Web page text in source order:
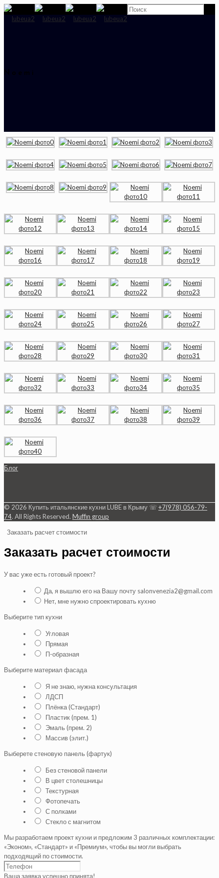
Noemi
Блог
© 2026 Купить итальянские кухни LUBE в Крыму ☏+7(978) 056-79-
74. All Rights Reserved. Muffin group
Заказать расчет стоимости
Заказать расчет стоимости
У вас уже есть готовый проект?
Да, я вышлю его на Вашу почту salonvenezia2@gmail.com
Нет, мне нужно спроектировать кухню
Выберите тип кухни
Угловая
Прямая
П-образная
Выберите материал фасада
Я не знаю, нужна консультация
ЛДСП
Плёнка (Стандарт)
Пластик (прем. 1)
Эмаль (прем. 2)
Массив (элит.)
Выберете стеновую панель (фартук)
Без стеновой панели
В цвет столешницы
Текстурная
Фотопечать
С полками
Стекло с магнитом
Мы разработаем проект кухни и предложим 3 различных комплектации:
«Эконом», «Стандарт» и «Премиум», чтобы вы могли выбрать
подходящий по стоимости.
Ваша заявка успешно принята!